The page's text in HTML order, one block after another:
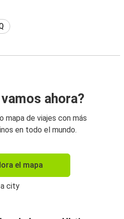
ahora?
mapa de viajes con más
en todo el mundo.
el mapa